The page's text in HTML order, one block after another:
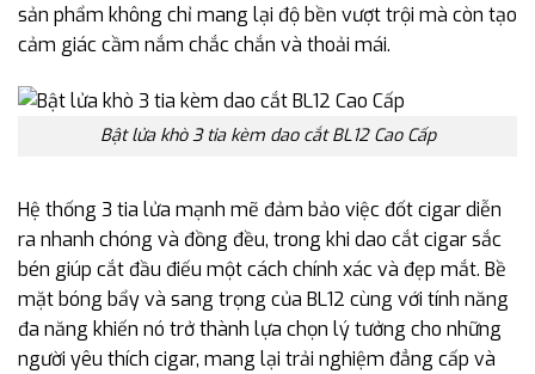
sản phẩm không chỉ mang lại độ bền vượt trội mà còn tạo
cảm giác cầm nắm chắc chắn và thoải mái.
Bật lửa khò 3 tia kèm dao cắt BL12 Cao Cấp
Hệ thống 3 tia lửa mạnh mẽ đảm bảo việc đốt cigar diễn
ra nhanh chóng và đồng đều, trong khi dao cắt cigar sắc
bén giúp cắt đầu điếu một cách chính xác và đẹp mắt. Bề
mặt bóng bẩy và sang trọng của BL12 cùng với tính năng
đa năng khiến nó trở thành lựa chọn lý tưởng cho những
người yêu thích cigar, mang lại trải nghiệm đẳng cấp và